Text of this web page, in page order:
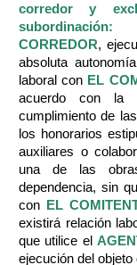
corredor y
subordinación:
CORREDOR,
absoluta
laboral con EL
acuerdo con la
cumplimiento de
los honorarios
auxiliares o
una de las
dependencia, sin
con
EL
existirá relación
que utilice el
ejecución del